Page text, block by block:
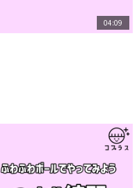
04:09